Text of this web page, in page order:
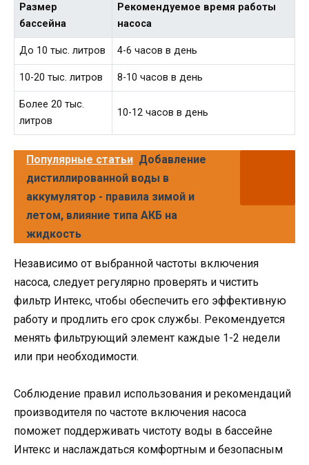
Размер
бассейна
Рекомендуемое время работы
насоса
До 10 тыс. литров 4-6 часов в день
10-20 тыс. литров 8-10 часов в день
Более 20 тыс.
литров
10-12 часов в день
Популярные статьи Добавление
дистиллированной воды в
аккумулятор - правила зимой и
летом, влияние типа АКБ на
жидкость
Независимо от выбранной частоты включения
насоса, следует регулярно проверять и чистить
фильтр Интекс, чтобы обеспечить его эффективную
работу и продлить его срок службы. Рекомендуется
менять фильтрующий элемент каждые 1-2 недели
или при необходимости.
Соблюдение правил использования и рекомендаций
производителя по частоте включения насоса
поможет поддерживать чистоту воды в бассейне
Интекс и наслаждаться комфортным и безопасным